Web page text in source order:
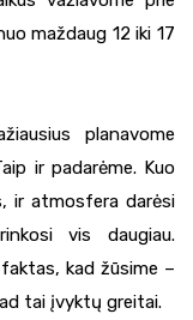
maždaug 12 iki 17
planavome
ir padarėme. Kuo
ir atmosfera darėsi
vis daugiau.
kad žūsime –
tai įvyktų greitai.